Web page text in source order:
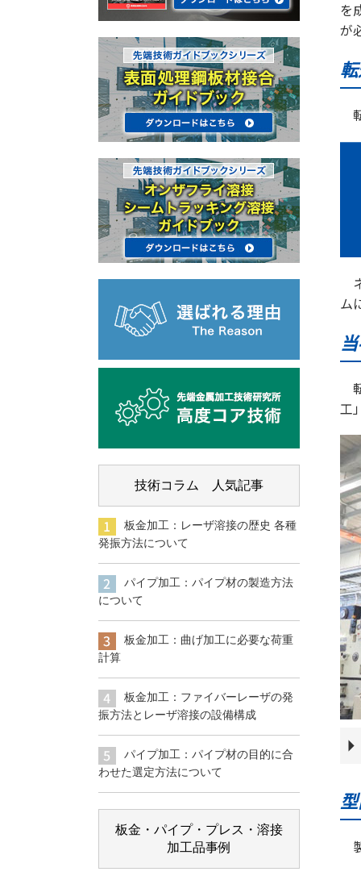
を
が
ム
工
技術コラム 人気記事
板金加工：レーザ溶接の歴史 各種
発振方法について
パイプ加工：パイプ材の製造方法
について
板金加工：曲げ加工に必要な荷重
計算
板金加工：ファイバーレーザの発
振方法とレーザ溶接の設備構成
パイプ加工：パイプ材の目的に合
わせた選定方法について
板金・パイプ・プレス・溶接
加工品事例